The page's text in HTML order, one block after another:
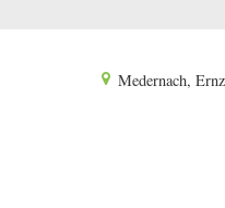
Medernach,